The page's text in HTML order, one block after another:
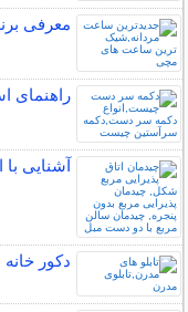
معرفی
راهنمای
آشنایی
دکور خانه